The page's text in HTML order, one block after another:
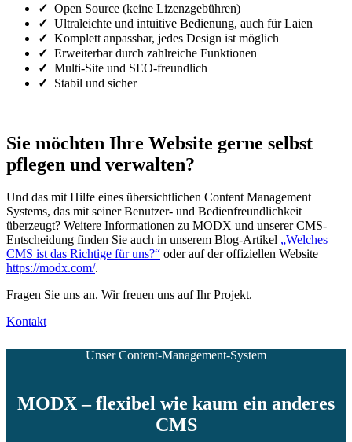
✓ Open Source (keine Lizenzgebühren)
✓ Ultraleichte und intuitive Bedienung, auch für Laien
✓ Komplett anpassbar, jedes Design ist möglich
✓ Erweiterbar durch zahlreiche Funktionen
✓ Multi-Site und SEO-freundlich
✓ Stabil und sicher
Sie möchten Ihre Website gerne selbst
pflegen und verwalten?
Und das mit Hilfe eines übersichtlichen Content Management
Systems, das mit seiner Benutzer- und Bedienfreundlichkeit
überzeugt? Weitere Informationen zu MODX und unserer CMS-
Entscheidung finden Sie auch in unserem Blog-Artikel „Welches
CMS ist das Richtige für uns?“ oder auf der offiziellen Website
https://modx.com/.
Fragen Sie uns an. Wir freuen uns auf Ihr Projekt.
Kontakt
Unser Content-Management-System
MODX – flexibel wie kaum ein anderes
CMS